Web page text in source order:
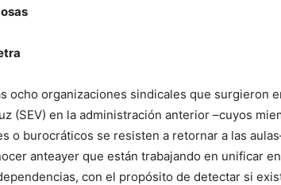
ocho organizaciones sindicales que surgieron
(SEV) en la administración anterior –cuyos
o burocráticos se resisten a retornar a las
anteayer que están trabajando en unificar
con el propósito de detectar si